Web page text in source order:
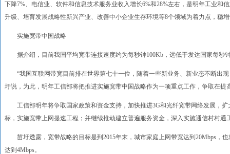
下降7%、电信业、软件和信息技术服务业收入增长6%和28%左右，是明年工业和
升级、培育发展战略性新兴产业、改善中小企业生存环境等8个领域为着力点，稳
实施宽带中国战略
据介绍，目前我国平均宽带连接速度约为每秒钟100Kb，远低于发达国家每秒
“我国互联网带宽目前排在世界第七十一位，随着一些新业务、新业态不断出现
圩说，为此，明年工信部将把推进实施宽带中国战略作为一项重点工作，争取在
工信部明年将争取国家政策和资金支持，加快推进3G和光纤宽带网络发展，扩
标，实施宽带上网提速工程；并继续推动建立普遍服务资金，深入实施通信村村通
苗圩透露，宽带战略的目标是到2015年末，城市家庭上网带宽达到20Mbps，
达到4Mbps。